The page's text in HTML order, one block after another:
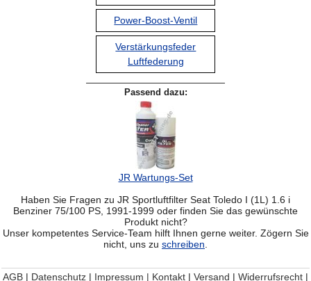
Power-Boost-Ventil
Verstärkungsfeder
Luftfederung
Passend dazu:
JR Wartungs-Set
Haben Sie Fragen zu JR Sportluftfilter Seat Toledo I (1L) 1.6 i
Benziner 75/100 PS, 1991-1999 oder finden Sie das gewünschte
Produkt nicht?
Unser kompetentes Service-Team hilft Ihnen gerne weiter. Zögern Sie
nicht, uns zu schreiben
AGB | Datenschutz | Impressum | Kontakt | Versand | Widerrufsrecht |